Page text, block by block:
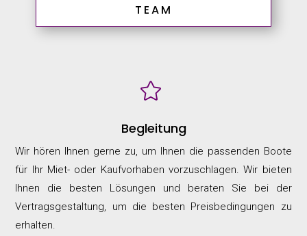
TEAM

Begleitung
Wir hören Ihnen gerne zu, um Ihnen die passenden Boote
für Ihr Miet- oder Kaufvorhaben vorzuschlagen. Wir bieten
Ihnen die besten Lösungen und beraten Sie bei der
Vertragsgestaltung, um die besten Preisbedingungen zu
erhalten.